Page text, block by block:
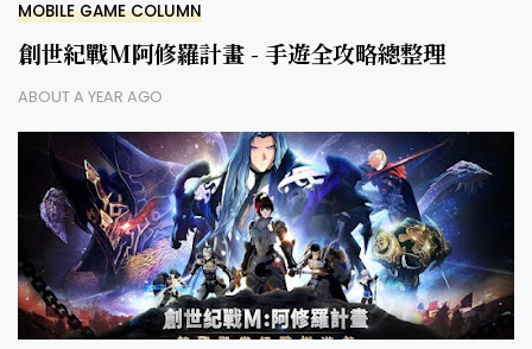
MOBILE GAME COLUMN
創世紀戰M阿修羅計畫 - 手遊全攻略總整理
ABOUT A YEAR AGO